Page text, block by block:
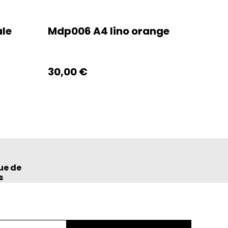
Mdp006 A4 lino orange
30,00 €
de